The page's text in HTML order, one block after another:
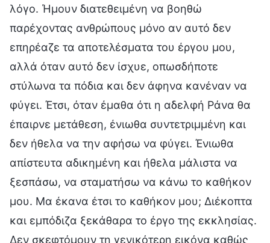
λόγο. Ήμουν διατεθειμένη να βοηθώ
παρέχοντας ανθρώπους μόνο αν αυτό δεν
επηρέαζε τα αποτελέσματα του έργου μου,
αλλά όταν αυτό δεν ίσχυε, οπωσδήποτε
στύλωνα τα πόδια και δεν άφηνα κανέναν να
φύγει. Έτσι, όταν έμαθα ότι η αδελφή Ράνα θα
έπαιρνε μετάθεση, ένιωθα συντετριμμένη και
δεν ήθελα να την αφήσω να φύγει. Ένιωθα
απίστευτα αδικημένη και ήθελα μάλιστα να
ξεσπάσω, να σταματήσω να κάνω το καθήκον
μου. Μα έκανα έτσι το καθήκον μου; Διέκοπτα
και εμπόδιζα ξεκάθαρα το έργο της εκκλησίας.
Δεν σκεφτόμουν τη γενικότερη εικόνα καθώς